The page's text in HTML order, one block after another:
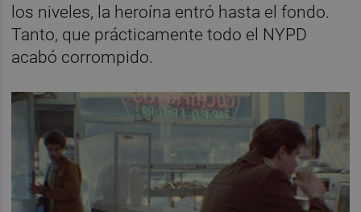
los niveles, la heroína entró hasta el fondo.
Tanto, que prácticamente todo el NYPD
acabó corrompido.